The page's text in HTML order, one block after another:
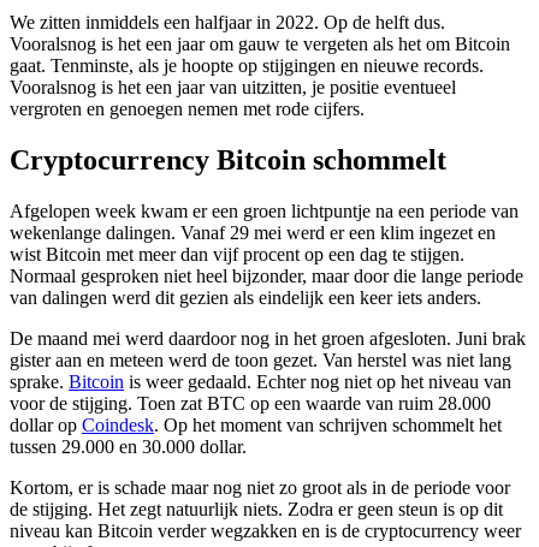
We zitten inmiddels een halfjaar in 2022. Op de helft dus.
Vooralsnog is het een jaar om gauw te vergeten als het om Bitcoin
gaat. Tenminste, als je hoopte op stijgingen en nieuwe records.
Vooralsnog is het een jaar van uitzitten, je positie eventueel
vergroten en genoegen nemen met rode cijfers.
Cryptocurrency Bitcoin schommelt
Afgelopen week kwam er een groen lichtpuntje na een periode van
wekenlange dalingen. Vanaf 29 mei werd er een klim ingezet en
wist Bitcoin met meer dan vijf procent op een dag te stijgen.
Normaal gesproken niet heel bijzonder, maar door die lange periode
van dalingen werd dit gezien als eindelijk een keer iets anders.
De maand mei werd daardoor nog in het groen afgesloten. Juni brak
gister aan en meteen werd de toon gezet. Van herstel was niet lang
sprake. Bitcoin is weer gedaald. Echter nog niet op het niveau van
voor de stijging. Toen zat BTC op een waarde van ruim 28.000
dollar op Coindesk. Op het moment van schrijven schommelt het
tussen 29.000 en 30.000 dollar.
Kortom, er is schade maar nog niet zo groot als in de periode voor
de stijging. Het zegt natuurlijk niets. Zodra er geen steun is op dit
niveau kan Bitcoin verder wegzakken en is de cryptocurrency weer